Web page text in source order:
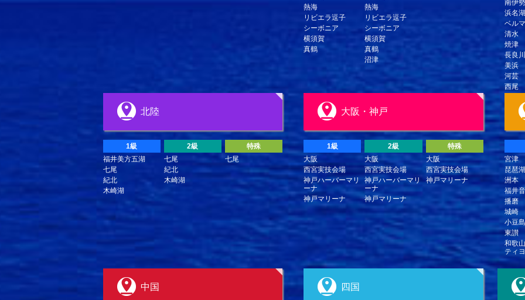
熱海
リビエラ逗子
シーボニア
横須賀
真鶴
熱海
リビエラ逗子
シーボニア
横須賀
真鶴
沼津
南伊勢
浜名湖
ベル
清水
焼津
長良川
美浜
河芸
西尾
北陸
1級
福井美方五湖
七尾
紀北
木崎湖
2級
七尾
紀北
木崎湖
特殊
七尾
大阪・神戸
1級
大阪
西宮実技会場
神戸ハーバーマリ
ーナ
神戸マリーナ
2級
大阪
西宮実技会場
神戸ハーバーマリ
ーナ
神戸マリーナ
特殊
大阪
西宮実技会場
神戸マリーナ
宮津
琵琶湖
洲本
福井
播磨
城崎
小豆島
東讃
和歌
ティ
中国 四国